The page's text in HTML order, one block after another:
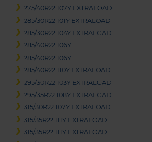
275/40R22 107Y EXTRALOAD
285/30R22 101Y EXTRALOAD
285/30R22 104Y EXTRALOAD
285/40R22 106Y
285/40R22 106Y
285/40R22 110Y EXTRALOAD
295/30R22 103Y EXTRALOAD
295/35R22 108Y EXTRALOAD
315/30R22 107Y EXTRALOAD
315/35R22 111Y EXTRALOAD
315/35R22 111Y EXTRALOAD